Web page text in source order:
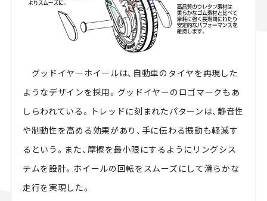
グッドイヤーホイールは、自動車のタイヤを再現した
ようなデザインを採用。グッドイヤーのロゴマークもあ
しらわれている。トレッドに刻まれたパターンは、静音性
や制動性を高める効果があり、手に伝わる振動も軽減す
るという。また、摩擦を最小限にするようにリングシス
テムを設計。ホイールの回転をスムーズにして滑らかな
走行を実現した。